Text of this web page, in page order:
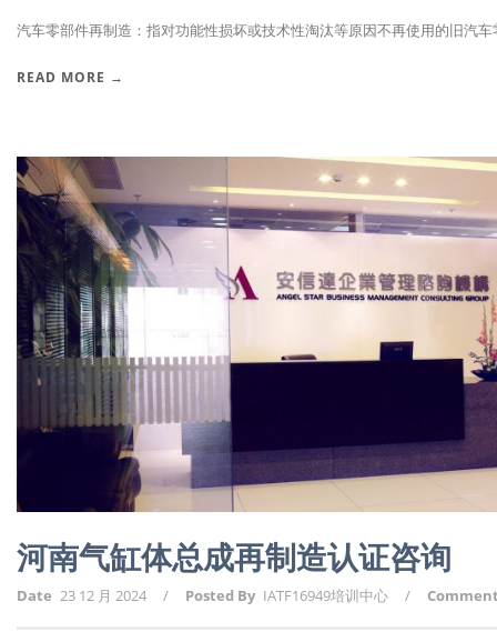
汽车零部件再制造：指对功能性损坏或技术性淘汰等原因不再使用的旧汽车
READ MORE →
河南气缸体总成再制造认证咨询
Date 23 12 月 2024 / Posted By IATF16949培训中心 /